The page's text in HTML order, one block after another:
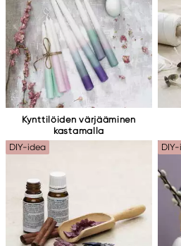
Kynttilöiden värjääminen
kastamalla
DIY-idea